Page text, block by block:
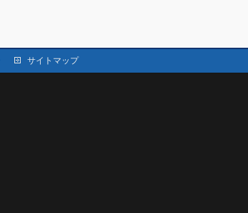
サイトマップ